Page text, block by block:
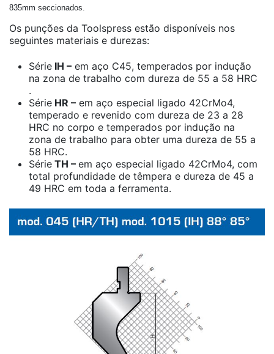
835mm seccionados.
Os punções da Toolspress estão disponíveis nos
seguintes materiais e durezas:
Série IH – em aço C45, temperados por indução
na zona de trabalho com dureza de 55 a 58 HRC
.
Série HR – em aço especial ligado 42CrMo4,
temperado e revenido com dureza de 23 a 28
HRC no corpo e temperados por indução na
zona de trabalho para obter uma dureza de 55 a
58 HRC.
Série TH – em aço especial ligado 42CrMo4, com
total profundidade de têmpera e dureza de 45 a
49 HRC em toda a ferramenta.